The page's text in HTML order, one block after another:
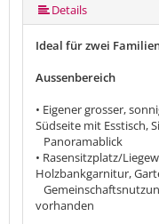
mehr (10 ) »
mehr (10 ) »
mehr (10 ) »
mehr (10 ) »
mehr (10 ) »
mehr (10 ) »
Details
Ideal für zwei
Aussenbereich
• Eigener grosser,
Südseite mit Esstisch,
Panoramablick
• Rasensitzplatz/
Holzbankgarnitur,
vorhanden